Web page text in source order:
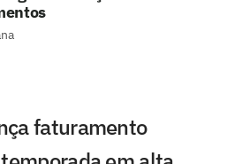
faturamento